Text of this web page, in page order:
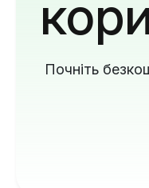
Почніть